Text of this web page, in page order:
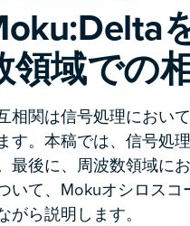
領域での
相関は信号処理におい
す。本稿では、信号処
最後に、周波数領域に
いて、Mokuオシロス
がら説明します。